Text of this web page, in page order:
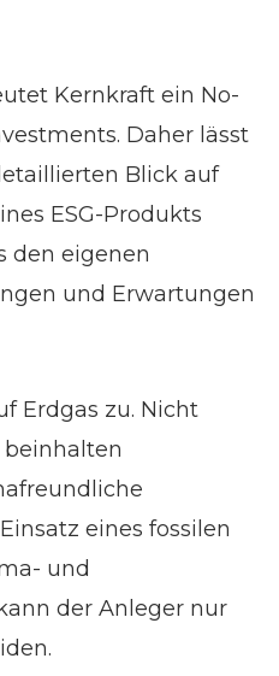
Kernkraft ein No-
Daher lässt
Blick auf
ESG-Produkts
den eigenen
und Erwartungen
Erdgas zu. Nicht
beinhalten
eines fossilen
und
der Anleger nur